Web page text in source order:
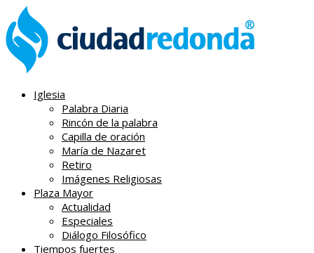
Iglesia
Palabra Diaria
Rincón de la palabra
Capilla de oración
María de Nazaret
Retiro
Imágenes Religiosas
Plaza Mayor
Actualidad
Especiales
Diálogo Filosófico
Tiempos fuertes